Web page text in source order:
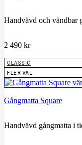
Handvävd och vändbar
2 490 kr
CLASSIC
FLER VAL
Gångmatta Square
Handvävd gångmatta i